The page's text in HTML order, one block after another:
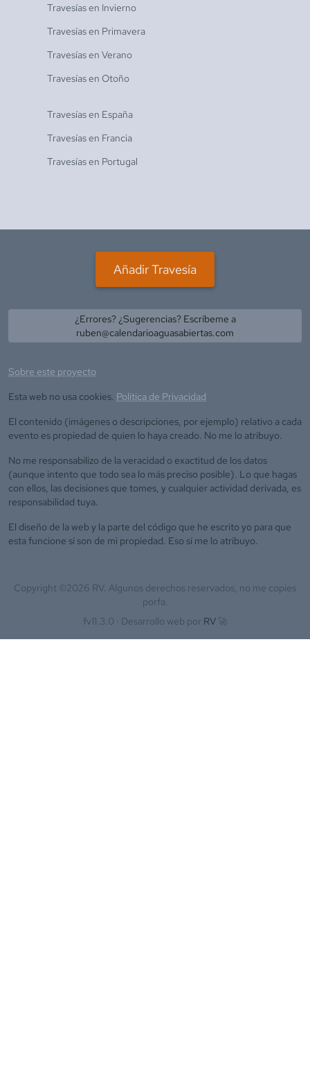
Travesías en Invierno
Travesías en Primavera
Travesías en Verano
Travesías en Otoño
Travesías en España
Travesías en Francia
Travesías en Portugal
Añadir Travesía
¿Errores? ¿Sugerencias? Escríbeme a
ruben@calendarioaguasabiertas.com
Sobre este proyecto
Esta web no usa cookies. Política de Privacidad
El contenido (imágenes o descripciones, por ejemplo) relativo a cada
evento es propiedad de quien lo haya creado. No me lo atribuyo.
No me responsabilizo de la veracidad o exactitud de los datos
(aunque intento que todo sea lo más preciso posible). Lo que hagas
con ellos, las decisiones que tomes, y cualquier actividad derivada, es
responsabilidad tuya.
El diseño de la web y la parte del código que he escrito yo para que
esta funcione sí son de mi propiedad. Eso sí me lo atribuyo.
Copyright ©2026 RV. Algunos derechos reservados, no me copies
porfa.
fv11.3.0 · Desarrollo web por RV 🚀